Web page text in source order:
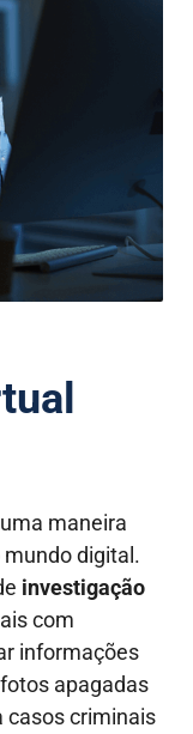
maneira
digital.
investigação
com
informações
apagadas
casos criminais